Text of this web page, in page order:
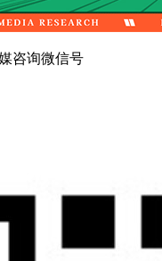
咨询微信号